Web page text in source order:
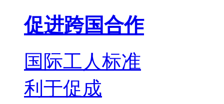
促进跨国合作
国际工人标准
利于促成